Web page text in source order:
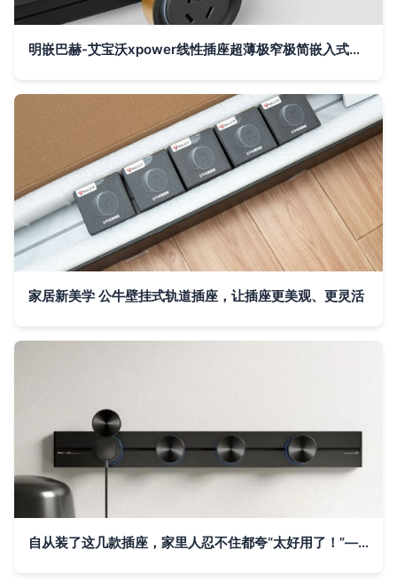
明嵌巴赫-艾宝沃xpower线性插座超薄极窄极简嵌入式轨道插座
家居新美学 公牛壁挂式轨道插座，让插座更美观、更灵活
自从装了这几款插座，家里人忍不住都夸“太好用了！”——轨道插座的使用体验